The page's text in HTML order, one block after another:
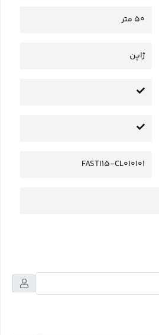
50 متر
ژاپن
FAST115-CL010101